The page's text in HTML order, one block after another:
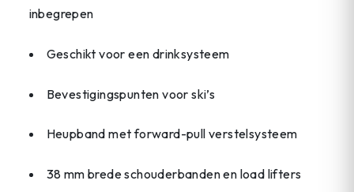
inbegrepen
Geschikt voor een drinksysteem
Bevestigingspunten voor ski’s
Heupband met forward-pull verstelsysteem
38 mm brede schouderbanden en load lifters